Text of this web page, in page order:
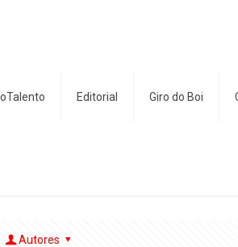
Editorial Giro do Boi
Autores